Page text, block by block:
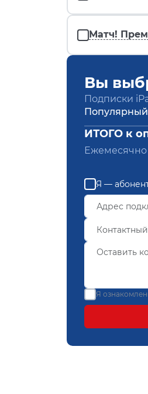
Матч!
Вы
Подписки
Популярный
ИТОГО к
Ежемесячно
Я —
Я